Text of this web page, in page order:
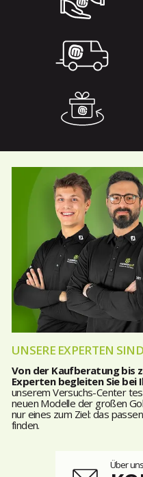
UNSERE EXPERTEN
Von der Kaufberatung bis
Experten begleiten Sie
unserem Versuchs-Center
neuen Modelle der großen
nur eines zum Ziel: das
finden.
Über